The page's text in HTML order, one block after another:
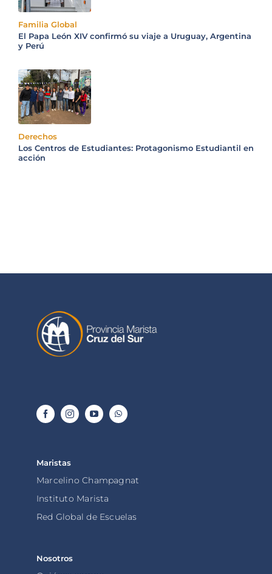
Familia Global
El Papa León XIV confirmó su viaje a Uruguay, Argentina
y Perú
Derechos
Los Centros de Estudiantes: Protagonismo Estudiantil en
acción
Maristas
Marcelino Champagnat
Instituto Marista
Red Global de Escuelas
Nosotros